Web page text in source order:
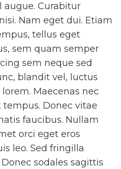
augue. Curabitur
Nam eget dui. Etiam
tellus eget
sem quam semper
sem neque sed
blandit vel, luctus
Maecenas nec
Donec vitae
faucibus. Nullam
orci eget eros
leo. Sed fringilla
sodales sagittis